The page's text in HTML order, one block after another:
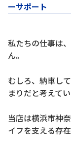
ーサポート
私たちの仕事は
ん。
むしろ、納車し
まりだと考えてい
当店は横浜市神
イフを支える存